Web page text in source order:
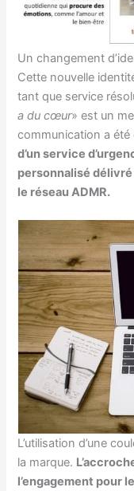
Un changement
Cette nouvelle
tant que service
a du cœur» est un
communication a été
d’un service
personnalisé
le réseau ADMR.
L’utilisation d’une
la marque.
l’engagement pour